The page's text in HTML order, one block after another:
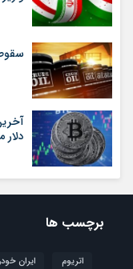
سقوط
دلار
برچسب ها
اتریوم ایران